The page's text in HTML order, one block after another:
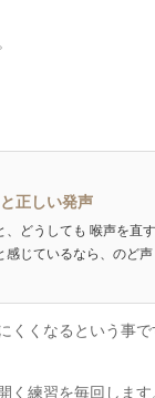
正しい発声
どうしても 喉声を直
じているなら、のど
くなるという事で
練習を毎回します